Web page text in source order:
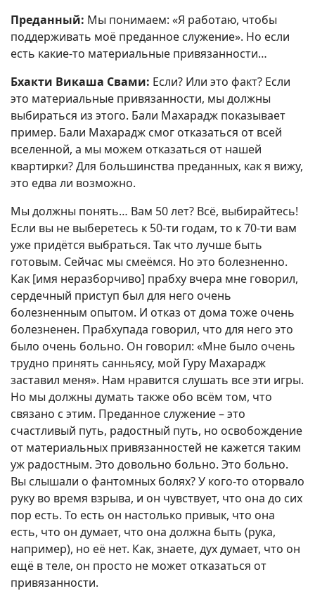
Преданный: Мы понимаем: «Я работаю, чтобы
поддерживать моё преданное служение». Но если
есть какие-то материальные привязанности…
Бхакти Викаша Свами: Если? Или это факт? Если
это материальные привязанности, мы должны
выбираться из этого. Бали Махарадж показывает
пример. Бали Махарадж смог отказаться от всей
вселенной, а мы можем отказаться от нашей
квартирки? Для большинства преданных, как я вижу,
это едва ли возможно.
Мы должны понять… Вам 50 лет? Всё, выбирайтесь!
Если вы не выберетесь к 50-ти годам, то к 70-ти вам
уже придётся выбраться. Так что лучше быть
готовым. Сейчас мы смеёмся. Но это болезненно.
Как [имя неразборчиво] прабху вчера мне говорил,
сердечный приступ был для него очень
болезненным опытом. И отказ от дома тоже очень
болезненен. Прабхупада говорил, что для него это
было очень больно. Он говорил: «Мне было очень
трудно принять санньясу, мой Гуру Махарадж
заставил меня». Нам нравится слушать все эти игры.
Но мы должны думать также обо всём том, что
связано с этим. Преданное служение – это
счастливый путь, радостный путь, но освобождение
от материальных привязанностей не кажется таким
уж радостным. Это довольно больно. Это больно.
Вы слышали о фантомных болях? У кого-то оторвало
руку во время взрыва, и он чувствует, что она до сих
пор есть. То есть он настолько привык, что она
есть, что он думает, что она должна быть (рука,
например), но её нет. Как, знаете, дух думает, что он
ещё в теле, он просто не может отказаться от
привязанности.